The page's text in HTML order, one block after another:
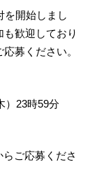
開始しまし
歓迎しており
募ください。
）23時59分
らご応募くださ